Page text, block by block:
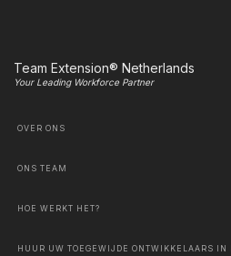
Team Extension® Netherlands
Your Leading Workforce Partner
OVER ONS
ONS TEAM
HOE WERKT HET?
HUUR UW TOEGEWIJDE ONTWIKKELAARS IN